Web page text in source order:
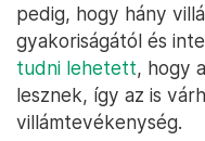
pedig, hogy hány
gyakoriságától és
tudni lehetett, hogy
lesznek, így az is
villámtevékenység.